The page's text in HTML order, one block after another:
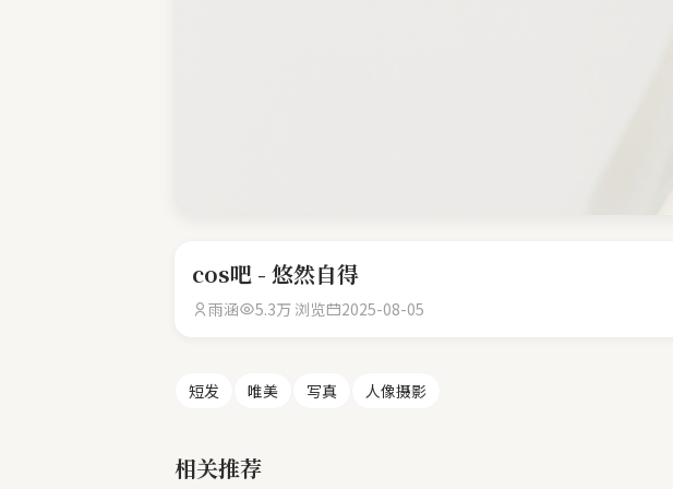
cos吧 - 悠然自得
雨涵 5.3万 浏览 2025-08-05
短发 唯美 写真 人像摄影
相关推荐